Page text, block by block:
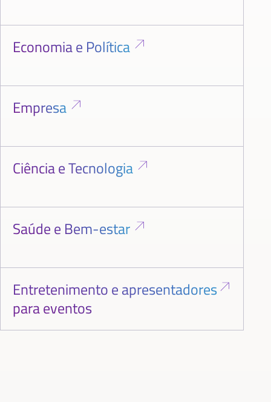
Economia e Política
Empresa
Ciência e Tecnologia
Saúde e Bem-estar
Entretenimento e apresentadores
para eventos